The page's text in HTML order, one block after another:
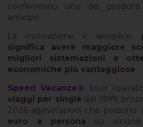
confermano uno dei
anticipo.
La motivazione è semplice:
significa avere maggiore
migliori sistemazioni e
economiche più vantaggiose.
Speed Vacanze®, tour
viaggi per single dal 1999,
2026 agevolazioni che possono
euro a persona su alcune